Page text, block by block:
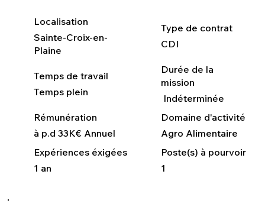
Rémunération
à p.d 33K€ Annuel
Domaine d'activité
Agro Alimentaire
Expériences éxigées
1 an
Poste(s) à pourvoir
1
Localisation
Sainte-Croix-en-
Plaine
Type de contrat
CDI
Temps de travail
Temps plein
Durée de la
mission
Indéterminée